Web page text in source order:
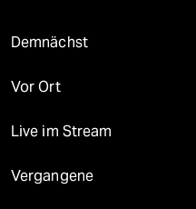
Demnächst
Vor Ort
Live im Stream
Vergangene